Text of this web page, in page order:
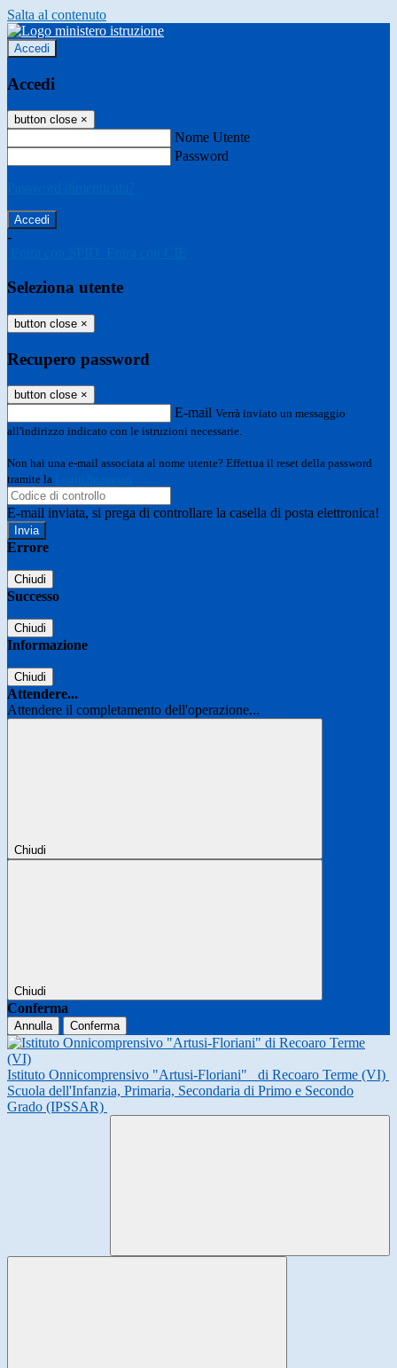
Salta al contenuto
Accedi
Accedi
button close ×
Nome Utente
Password
-
Seleziona utente
button close ×
Recupero password
button close ×
E-mail Verrà inviato un messaggio
all'indirizzo indicato con le istruzioni necessarie.
Non hai una e-mail associata al nome utente? Effettua il reset della password
tramite la
E-mail inviata, si prega di controllare la casella di posta elettronica!
Errore
Chiudi
Successo
Chiudi
Informazione
Chiudi
Attendere...
Attendere il completamento dell'operazione...
Chiudi
Chiudi
Conferma
Annulla Conferma
Istituto Onnicomprensivo "Artusi-Floriani"
di Recoaro Terme (VI)
Scuola dell'Infanzia, Primaria, Secondaria di Primo e Secondo
Grado (IPSSAR)